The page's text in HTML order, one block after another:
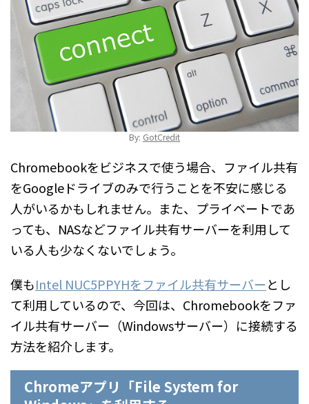
By: GotCredit
Chromebookをビジネスで使う場合、ファイル共有
をGoogleドライブのみで行うことを不安に感じる
人がいるかもしれません。また、プライベートであ
っても、NASなどファイル共有サーバーを利用して
いる人も少なくないでしょう。
僕もIntel NUC5PPYHをファイル共有サーバーとし
て利用しているので、今回は、Chromebookをファ
イル共有サーバー（Windowsサーバー）に接続する
方法を紹介します。
Chromeアプリ「File System for